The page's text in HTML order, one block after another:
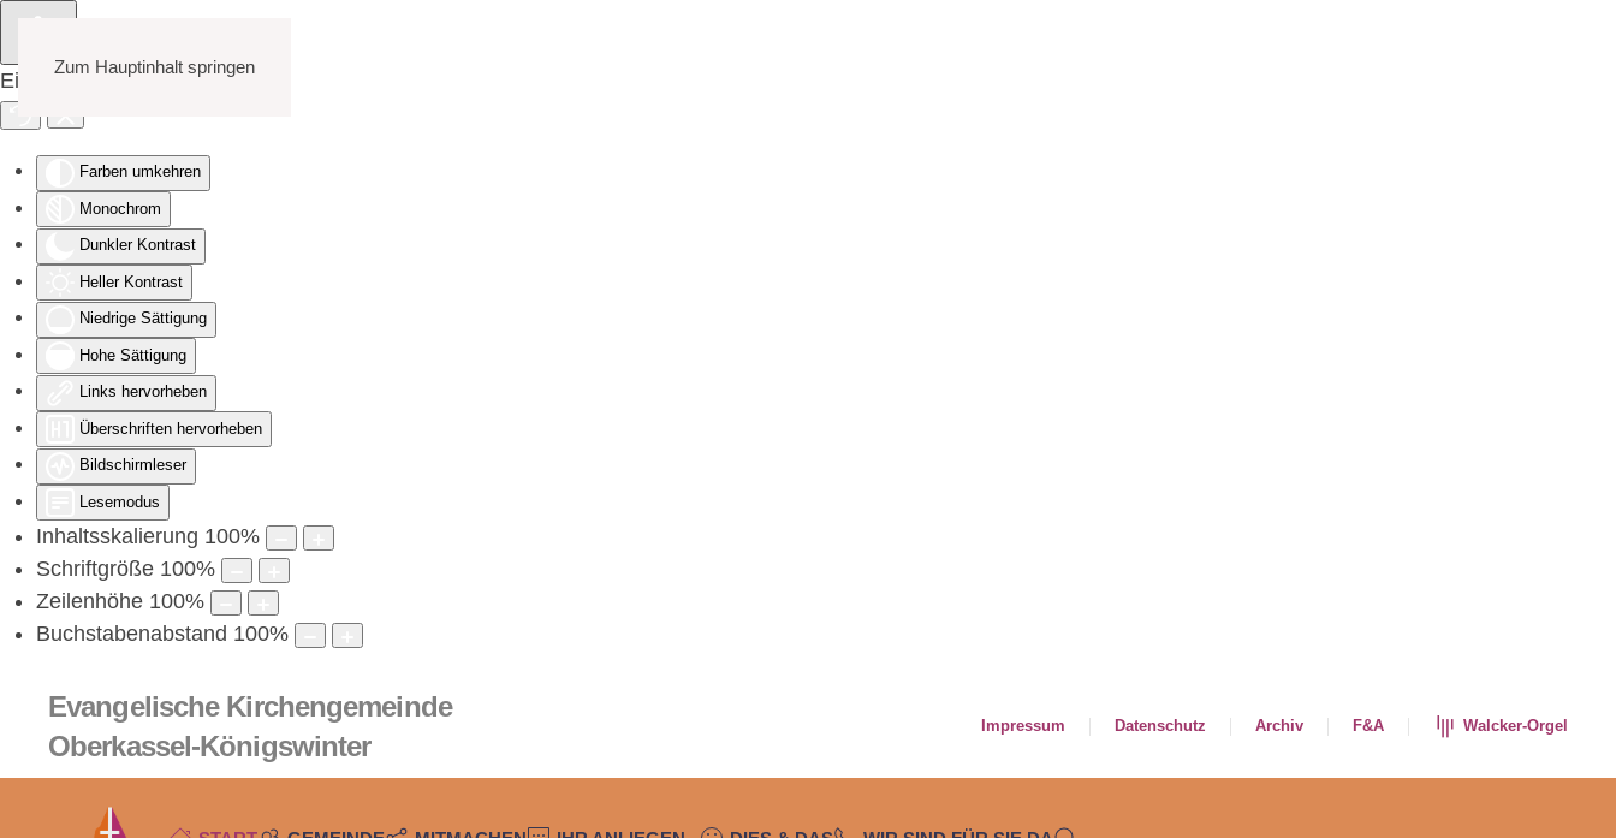
Eingabehilfen öffnen
Farben umkehren
Monochrom
Dunkler Kontrast
Heller Kontrast
Niedrige Sättigung
Hohe Sättigung
Links hervorheben
Überschriften hervorheben
Bildschirmleser
Lesemodus
Inhaltsskalierung 100%
Schriftgröße 100%
Zeilenhöhe 100%
Buchstabenabstand 100%
Zum Hauptinhalt springen
Evangelische Kirchengemeinde
Oberkassel-Königswinter
Impressum Datenschutz Archiv F&A Walcker-Orgel